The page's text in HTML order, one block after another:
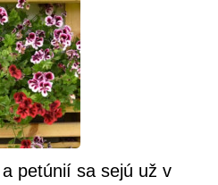
petúnií sa sejú už v